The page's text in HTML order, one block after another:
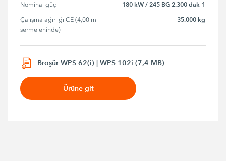
Nominal güç 180 kW / 245 BG 2.300 dak-1
Çalışma ağırlığı CE (4,00 m
serme eninde)
35.000 kg
Broşür WPS 62(i) | WPS 102i (7,4 MB)
Ürüne git